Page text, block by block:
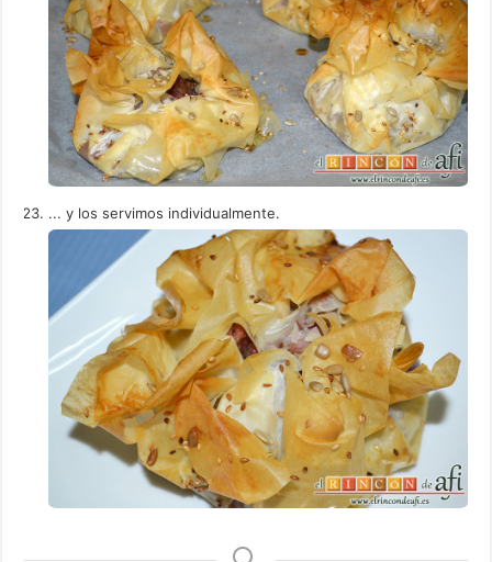
... y los servimos individualmente.